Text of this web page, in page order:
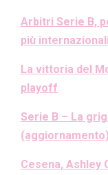
Arbitri Serie B,
più
La vittoria del
playoff
Serie B – La
(aggiornamento)
Cesena, Ashley